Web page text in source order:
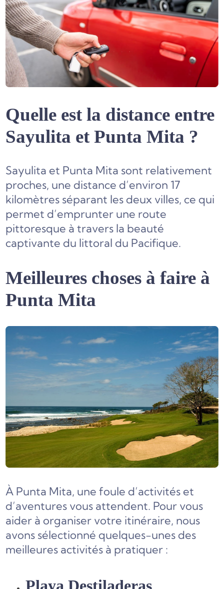
Quelle est la distance entre
Sayulita et Punta Mita ?
Sayulita et Punta Mita sont relativement
proches, une distance d’environ 17
kilomètres séparant les deux villes, ce qui
permet d’emprunter une route
pittoresque à travers la beauté
captivante du littoral du Pacifique.
Meilleures choses à faire à
Punta Mita
À Punta Mita, une foule d’activités et
d’aventures vous attendent. Pour vous
aider à organiser votre itinéraire, nous
avons sélectionné quelques-unes des
meilleures activités à pratiquer :